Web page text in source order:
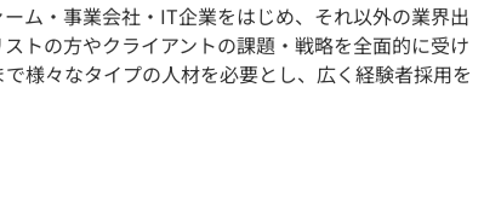
ム・事業会社・IT企業をはじめ、それ以外の業界出
トの方やクライアントの課題・戦略を全面的に受け
様々なタイプの人材を必要とし、広く経験者採用を